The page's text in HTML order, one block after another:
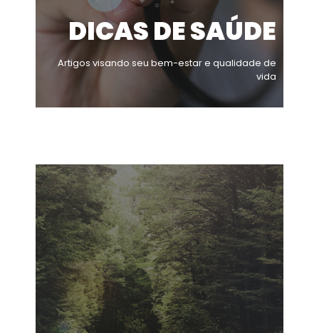
DICAS DE SAÚDE
Artigos visando seu bem-estar e qualidade de
vida